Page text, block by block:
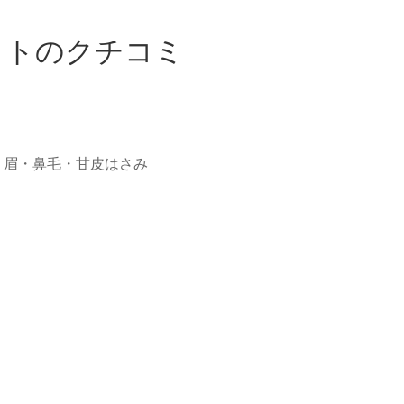
のクチコミ
眉・鼻毛・甘皮はさみ